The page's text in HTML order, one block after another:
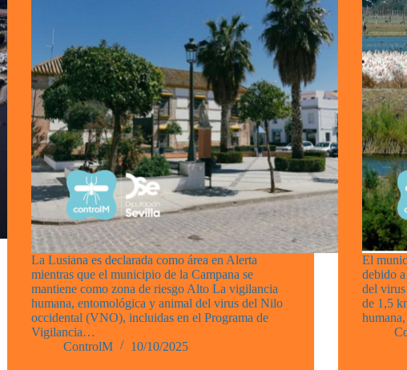
La Lusiana es declarada como área en Alerta
mientras que el municipio de la Campana se
mantiene como zona de riesgo Alto La vigilancia
humana, entomológica y animal del virus del Nilo
occidental (VNO), incluidas en el Programa de
Vigilancia…
ControlM
10/10/2025
El
debido
del
de 1,5